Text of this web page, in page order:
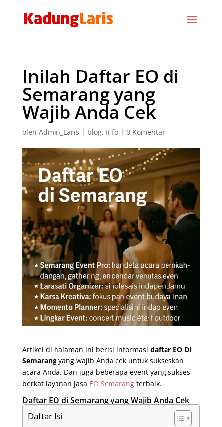
Inilah Daftar EO di
Semarang yang
Wajib Anda Cek
oleh Admin_Laris | blog, Info| 0 Komentar
Artikel di halaman ini berisi informasi daftar EO Di
Semarangyang wajib Anda cek untuk sukseskan
acara Anda. Dan juga beberapa event yang sukses
berkat layanan jasa EO Semarangterbaik.
Daftar EO di Semarang yang Wajib Anda Cek
Daftar Isi